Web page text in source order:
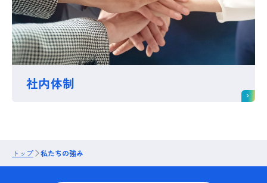
社内体制
トップ 私たちの強み